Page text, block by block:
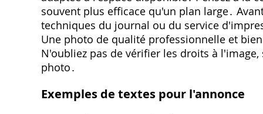
souvent plus efficace qu'un plan large․
techniques du journal ou du service
Une photo de qualité professionnelle et
N'oubliez pas de vérifier les droits à
photo․
Exemples de textes pour l'annonce